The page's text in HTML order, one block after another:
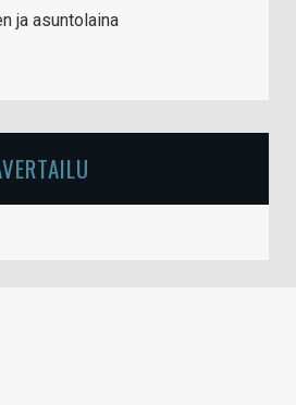
ja asuntolaina